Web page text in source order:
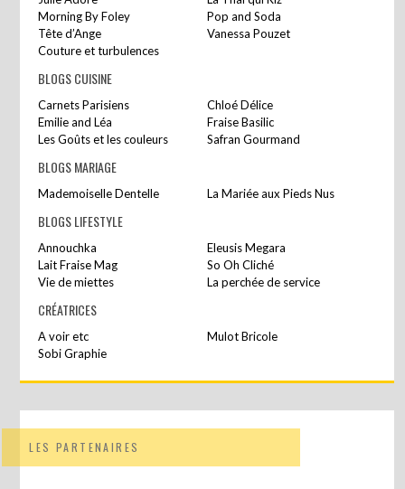
Morning By Foley
Pop and Soda
Tête d’Ange
Vanessa Pouzet
Couture et turbulences
BLOGS CUISINE
Carnets Parisiens
Chloé Délice
Emilie and Léa
Fraise Basilic
Les Goûts et les couleurs
Safran Gourmand
BLOGS MARIAGE
Mademoiselle Dentelle La Mariée aux Pieds Nus
BLOGS LIFESTYLE
Annouchka
Eleusis Megara
Lait Fraise Mag
So Oh Cliché
Vie de miettes
La perchée de service
CRÉATRICES
A voir etc
Mulot Bricole
Sobi Graphie
LES PARTENAIRES